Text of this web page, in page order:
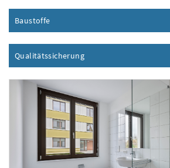
Baustoffe
QualitätssicherungInhalt aufklappen